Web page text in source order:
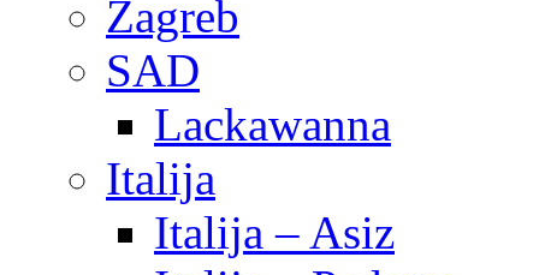
Zagreb
SAD
Lackawanna
Italija
Italija – Asiz